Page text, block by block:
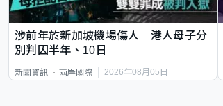
涉前年於新加坡機場傷人 港人母子分
別判囚半年、10日
新聞資訊 兩岸國際 2026年08月05日